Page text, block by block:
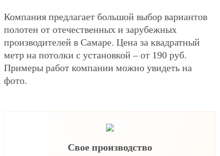
Компания предлагает большой выбор вариантов
полотен от отечественных и зарубежных
производителей в Самаре. Цена за квадратный
метр на потолки с установкой – от 190 руб.
Примеры работ компании можно увидеть на
фото.
Свое производство